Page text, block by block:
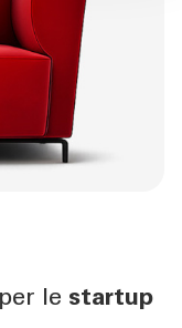
le startup